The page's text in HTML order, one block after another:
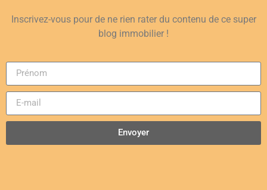
Inscrivez-vous pour de ne rien rater du contenu de ce super
blog immobilier !
Envoyer